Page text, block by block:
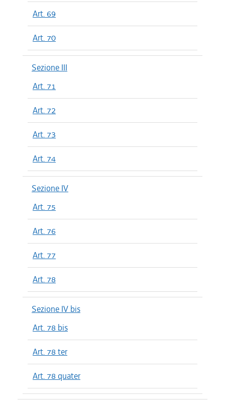
Art. 69
Art. 70
Sezione III
Art. 71
Art. 72
Art. 73
Art. 74
Sezione IV
Art. 75
Art. 76
Art. 77
Art. 78
Sezione IV bis
Art. 78 bis
Art. 78 ter
Art. 78 quater